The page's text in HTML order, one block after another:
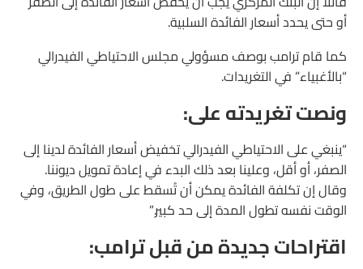
أو حتى يحدد أسعار الفائدة السلبية.
كما قام ترامب بوصف مسؤولي مجلس الاحتياطي الفيدرالي
“بالأغبياء” في التغريدات.
ونصت تغريدته على:
“ينبغي على الاحتياطي الفيدرالي تخفيض أسعار الفائدة لدينا إلى
الصفر، أو أقل، وعلينا بعد ذلك البدء في إعادة تمويل ديوننا.
وقال إن تكلفة الفائدة يمكن أن تُسقط على طول الطريق، وفي
الوقت نفسه تطول المدة إلى حد كبير.”
اقتراحات جديدة من قبل ترامب: